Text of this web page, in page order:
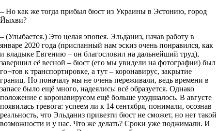
– Но как же тогда прибыл бюст из Украины в Эстонию, город
Йыхви?
– (Улыбается.) Это целая эпопея. Эльданиз, начав работу в
январе 2020 года (присланный нам эскиз очень понравился, как
и владыке Евгению – он благословил на дальнейший труд),
завершил её весной – бюст (его мы увидели на фотографии) был
го¬тов к транспортировке, а тут – коронавирус, закрытие
границ. Но поначалу мы не очень переживали, ведь времени в
запасе было ещё много, надеялись: всё образуется. Однако
положение с коронавирусом ещё больше ухудшалось. В августе
появилась тревога: успеем ли к 14 сентября, понимали, осознав
реальность, что Эльданиз привезти бюст не сможет, но нет такой
возможности и у нас. Что же делать? Сроки уже поджимали. И